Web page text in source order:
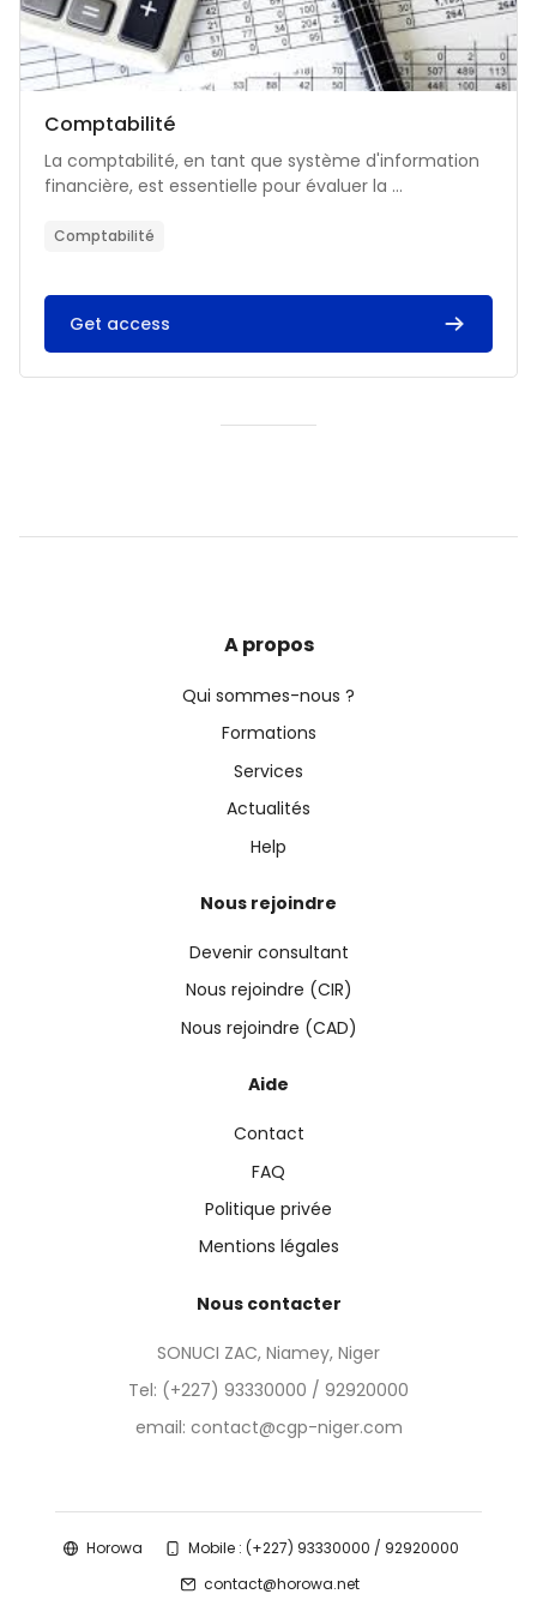
Catégorie de cours
Nom du cours
Comptabilité
Résumé du cours :
La comptabilité, en tant que système d'information
financière, est essentielle pour évaluer la ...
Comptabilité
Get access
A propos
Qui sommes-nous ?
Formations
Services
Actualités
Help
Nous rejoindre
Devenir consultant
Nous rejoindre (CIR)
Nous rejoindre (CAD)
Aide
Contact
FAQ
Politique privée
Mentions légales
Nous contacter
SONUCI ZAC, Niamey, Niger
Tel: (+227) 93330000 / 92920000
email: contact@cgp-niger.com
Horowa
Mobile : (+227) 93330000 / 92920000
contact@horowa.net